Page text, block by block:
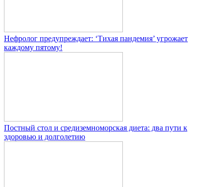
Нефролог предупреждает: ‘Тихая пандемия’ угрожает
каждому пятому!
Постный стол и средиземноморская диета: два пути к
здоровью и долголетию